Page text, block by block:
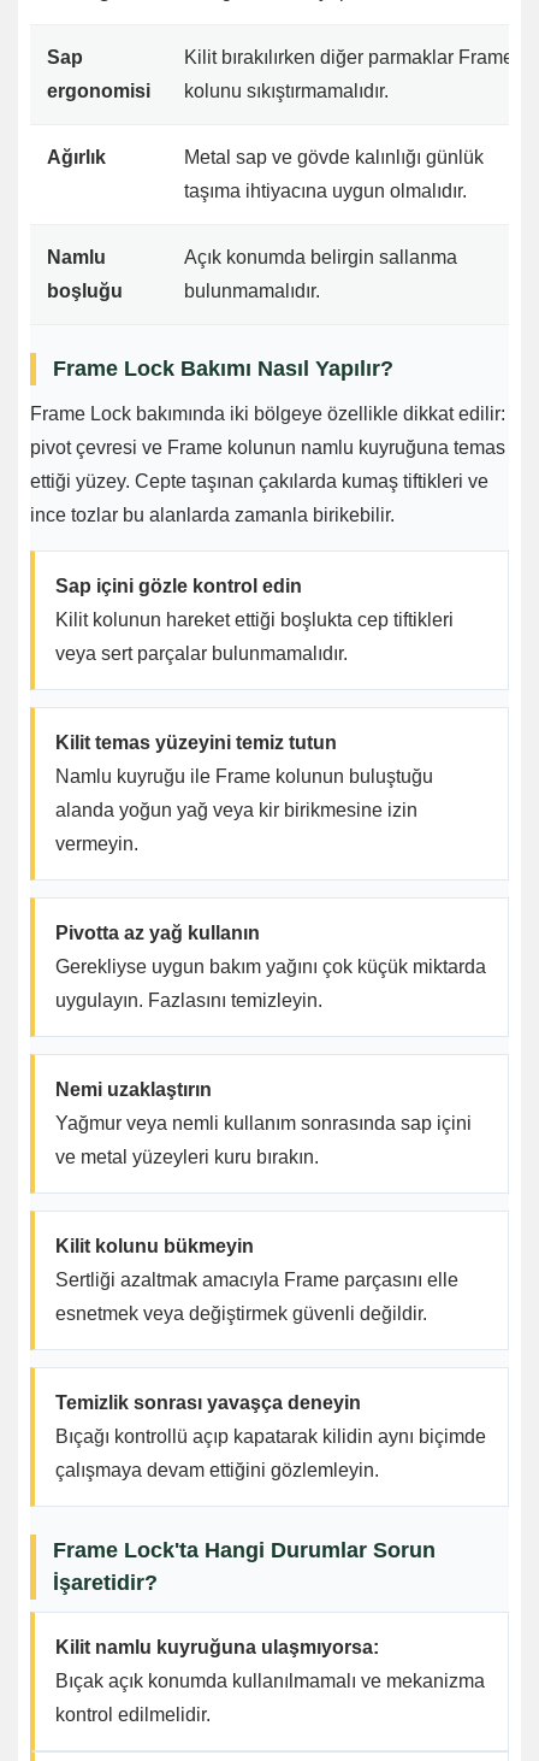
Sap
ergonomisi
Kilit bırakılırken diğer parmaklar Frame
kolunu sıkıştırmamalıdır.
Ağırlık
Metal sap ve gövde kalınlığı günlük
taşıma ihtiyacına uygun olmalıdır.
Namlu
boşluğu
Açık konumda belirgin sallanma
bulunmamalıdır.
Frame Lock Bakımı Nasıl Yapılır?
Frame Lock bakımında iki bölgeye özellikle dikkat edilir:
pivot çevresi ve Frame kolunun namlu kuyruğuna temas
ettiği yüzey. Cepte taşınan çakılarda kumaş tiftikleri ve
ince tozlar bu alanlarda zamanla birikebilir.
Sap içini gözle kontrol edin
Kilit kolunun hareket ettiği boşlukta cep tiftikleri
veya sert parçalar bulunmamalıdır.
Kilit temas yüzeyini temiz tutun
Namlu kuyruğu ile Frame kolunun buluştuğu
alanda yoğun yağ veya kir birikmesine izin
vermeyin.
Pivotta az yağ kullanın
Gerekliyse uygun bakım yağını çok küçük miktarda
uygulayın. Fazlasını temizleyin.
Nemi uzaklaştırın
Yağmur veya nemli kullanım sonrasında sap içini
ve metal yüzeyleri kuru bırakın.
Kilit kolunu bükmeyin
Sertliği azaltmak amacıyla Frame parçasını elle
esnetmek veya değiştirmek güvenli değildir.
Temizlik sonrası yavaşça deneyin
Bıçağı kontrollü açıp kapatarak kilidin aynı biçimde
çalışmaya devam ettiğini gözlemleyin.
Frame Lock'ta Hangi Durumlar Sorun
İşaretidir?
Kilit namlu kuyruğuna ulaşmıyorsa:
Bıçak açık konumda kullanılmamalı ve mekanizma
kontrol edilmelidir.